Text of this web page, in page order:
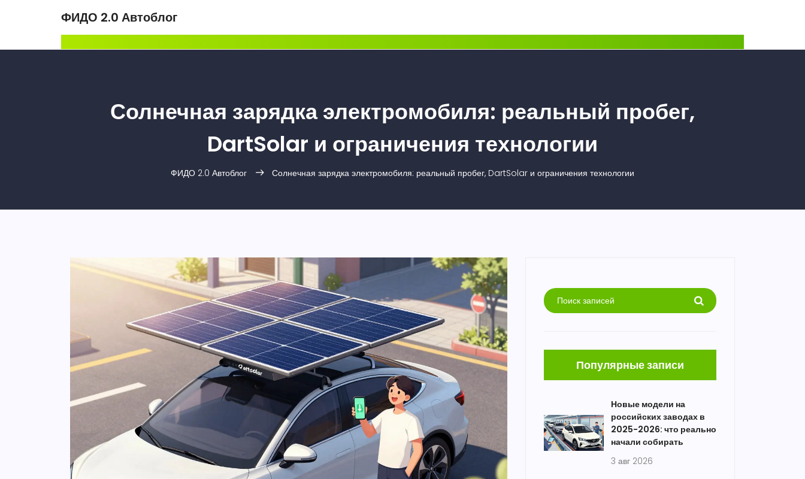
ФИДО 2.0 Автоблог
Солнечная зарядка электромобиля: реальный пробег,
DartSolar и ограничения технологии
ФИДО 2.0 Автоблог Солнечная зарядка электромобиля: реальный пробег, DartSolar и ограничения технологии
Популярные записи
Новые модели на
российских заводах в
2025-2026: что реально
начали собирать
3 авг 2026